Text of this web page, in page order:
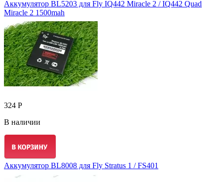
Аккумулятор BL5203 для Fly IQ442 Miracle 2 / IQ442 Quad
Miracle 2 1500mah
324 Р
В наличии
Аккумулятор BL8008 для Fly Stratus 1 / FS401